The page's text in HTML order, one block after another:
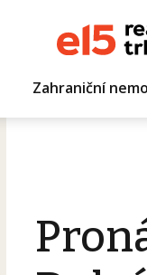
Zahraniční